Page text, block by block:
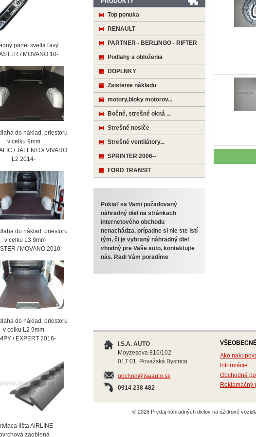
Top ponuka
RENAULT
PARTNER - BERLINGO - RIFTER
Podlahy a obloženia
DOPLNKY
Zaistenie nákladu
motory,bloky motorov...
Bočné, strešné okná ...
Strešné nosiče
Strešné ventilátory...
SPRINTER 2006--
FORD TRANSIT
Pokiaľ sa Vami požadovaný
náhradný diel na stránkach
internetového obchodu
nenachádza, prípadne si nie ste istí
tým, či je vybraný náhradný diel
vhodný pre Vaše auto, kontaktujte
nás. Radi Vám poradíme
I.S.A. AUTO
Moyzesova 816/102
017 01 Považská Bystrica
obchod@isaauto.sk
0914 238 482
Ako
Informácie
Obchodné
Reklamačný
© 2026 Predaj náhradných dielov na úžitkové
panel svetla ľavý
/ MOVANO 10-
do náklad. priestoru
9mm
/ TALENTO/ VIVARO
2014-
do náklad. priestoru
L3 9mm
/ MOVANO 2010-
do náklad. priestoru
L2 9mm
/ EXPERT 2016-
lišta AIRLINE
zaoblená